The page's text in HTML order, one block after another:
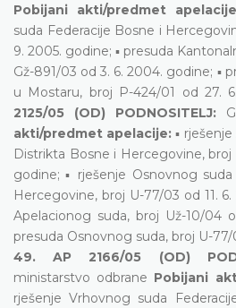
Pobijani akti/predmet
suda Federacije Bosne i
9. 2005. godine; ▪ presuda
Gž-891/03 od 3. 6. 2004. godine; ▪
u Mostaru, broj P-424/01 od 27.
2125/05 (OD) PODNOSITELJ:
akti/predmet apelacije: ▪
Distrikta Bosne i Hercegovine, broj
godine; ▪ rješenje Osnovnog
Hercegovine, broj U-77/03 od 11.
Apelacionog suda, broj Už-10/04
presuda Osnovnog suda, broj U-77/
49. AP 2166/05 (OD)
ministarstvo odbrane Pobijani
rješenje Vrhovnog suda